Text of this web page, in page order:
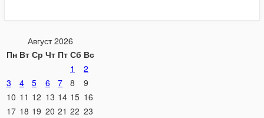
Август 2026
Пн Вт Ср Чт Пт Сб Вс
1
2
3
4 5 6 7 8
9
10 11 12 13 14 15 16
17 18 19 20 21 22 23